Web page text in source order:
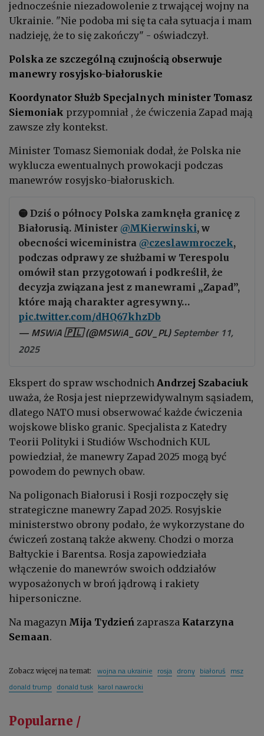
jednocześnie niezadowolenie z trwającej wojny na
Ukrainie. "Nie podoba mi się ta cała sytuacja i mam
nadzieję, że to się zakończy" - oświadczył.
Polska ze szczególną czujnością obserwuje
manewry rosyjsko-białoruskie
Koordynator Służb Specjalnych minister Tomasz
Siemoniak przypomniał , że ćwiczenia Zapad mają
zawsze zły kontekst.
Minister Tomasz Siemoniak dodał, że Polska nie
wyklucza ewentualnych prowokacji podczas
manewrów rosyjsko-białoruskich.
🟡 Dziś o północy Polska zamknęła granicę z
Białorusią. Minister @MKierwinski, w
obecności wiceministra @czeslawmroczek,
podczas odprawy ze służbami w Terespolu
omówił stan przygotowań i podkreślił, że
decyzja związana jest z manewrami „Zapad”,
które mają charakter agresywny…
pic.twitter.com/dHQ67khzDb
— MSWiA 🇵🇱 (@MSWiA_GOV_PL)September 11,
2025
Ekspert do spraw wschodnich Andrzej Szabaciuk
uważa, że Rosja jest nieprzewidywalnym sąsiadem,
dlatego NATO musi obserwować każde ćwiczenia
wojskowe blisko granic. Specjalista z Katedry
Teorii Polityki i Studiów Wschodnich KUL
powiedział, że manewry Zapad 2025 mogą być
powodem do pewnych obaw.
Na poligonach Białorusi i Rosji rozpoczęły się
strategiczne manewry Zapad 2025. Rosyjskie
ministerstwo obrony podało, że wykorzystane do
ćwiczeń zostaną także akweny. Chodzi o morza
Bałtyckie i Barentsa. Rosja zapowiedziała
włączenie do manewrów swoich oddziałów
wyposażonych w broń jądrową i rakiety
hipersoniczne.
Na magazyn Mija Tydzień zaprasza Katarzyna
Semaan.
Zobacz więcej na temat: wojna na ukrainie rosja drony białoruś msz
donald trump donald tusk karol nawrocki
Popularne /